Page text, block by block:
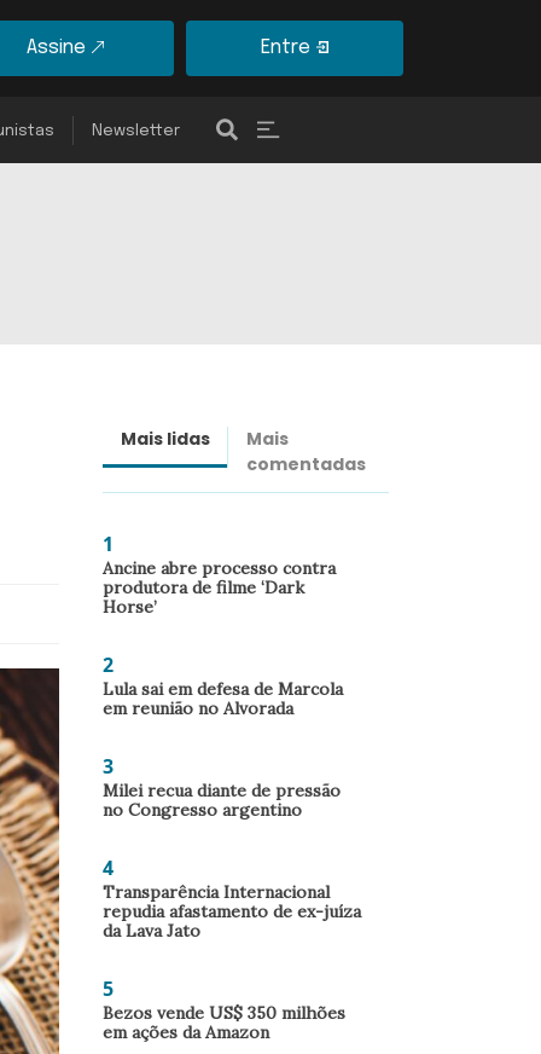
Assine Entre
Newsletter
Mais lidas
Mais
comentadas
1
Ancine abre processo contra
produtora de filme ‘Dark
Horse’
2
Lula sai em defesa de Marcola
em reunião no Alvorada
3
Milei recua diante de pressão
no Congresso argentino
4
Transparência Internacional
repudia afastamento de ex-juíza
da Lava Jato
5
Bezos vende US$ 350 milhões
em ações da Amazon